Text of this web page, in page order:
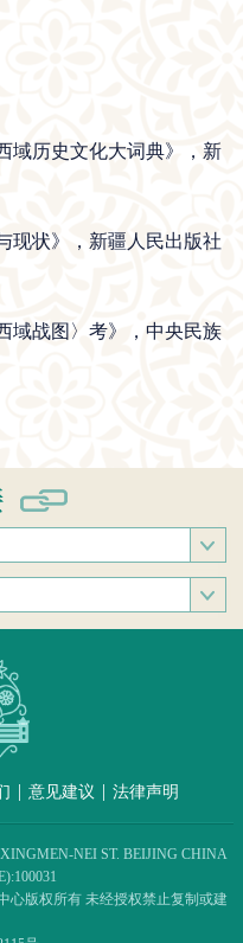
域历史文化大词典》，新
现状》，新疆人民出版社
域战图〉考》，中央民族
| 意见建议 | 法律声明
NEI ST. BEIJING CHINA
心版权所有 未经授权禁止复制或建